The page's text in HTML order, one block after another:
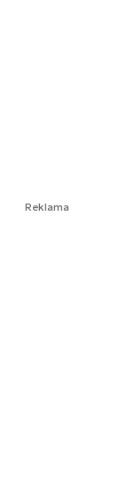
Reklama